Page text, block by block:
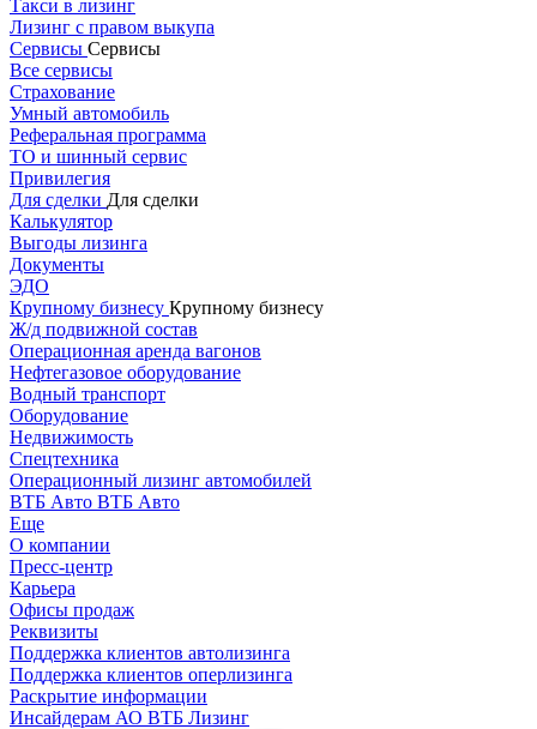
Такси в лизинг
Лизинг с правом выкупа
Сервисы Сервисы
Все сервисы
Страхование
Умный автомобиль
Реферальная программа
ТО и шинный сервис
Привилегия
Для сделки Для сделки
Калькулятор
Выгоды лизинга
Документы
ЭДО
Крупному бизнесу Крупному бизнесу
Ж/д подвижной состав
Операционная аренда вагонов
Нефтегазовое оборудование
Водный транспорт
Оборудование
Недвижимость
Спецтехника
Операционный лизинг автомобилей
ВТБ Авто ВТБ Авто
Еще
О компании
Пресс-центр
Карьера
Офисы продаж
Реквизиты
Поддержка клиентов автолизинга
Поддержка клиентов оперлизинга
Раскрытие информации
Инсайдерам АО ВТБ Лизинг